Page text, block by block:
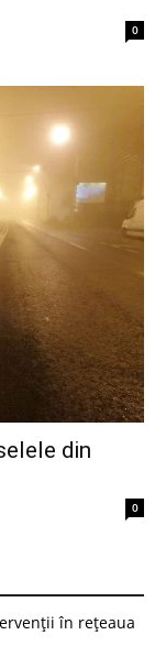
0
din
0
în rețeaua